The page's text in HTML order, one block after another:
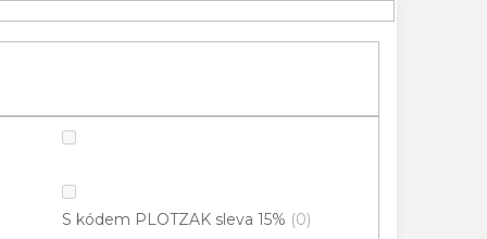
S kódem PLOTZAK sleva 15% 0